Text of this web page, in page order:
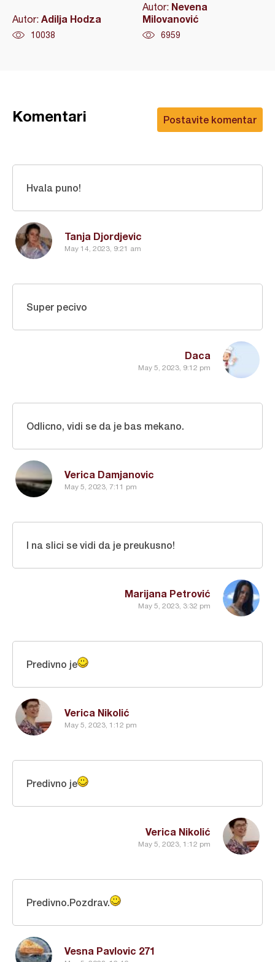
Autor: Adilja Hodza
10038
Autor: Nevena
Milovanović
6959
Postavite komentar
Komentari
Tanja Djordjevic
May 14, 2023, 9:21 am
Hvala puno!
Daca
May 5, 2023, 9:12 pm
Super pecivo
Verica Damjanovic
May 5, 2023, 7:11 pm
Odlicno, vidi se da je bas mekano.
Marijana Petrović
May 5, 2023, 3:32 pm
I na slici se vidi da je preukusno!
Verica Nikolić
May 5, 2023, 1:12 pm
Predivno je
Verica Nikolić
May 5, 2023, 1:12 pm
Predivno je
Vesna Pavlovic 271
Predivno.Pozdrav.